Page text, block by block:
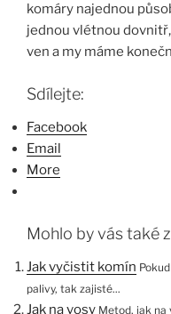
komáry najednou
jednou vlétnou
ven a my máme
Sdílejte:
Facebook
Email
More
Mohlo by vás také
Jak vyčistit komín
palivy, tak zajisté...
Jak na vosy Metod, jak na